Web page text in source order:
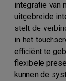
integratie van
uitgebreide
stelt de
in het
efficiënt te
flexibele
kunnen de